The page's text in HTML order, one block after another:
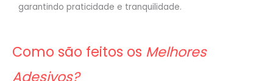
garantindo praticidade e tranquilidade.
Como são feitos os Melhores
Adesivos?